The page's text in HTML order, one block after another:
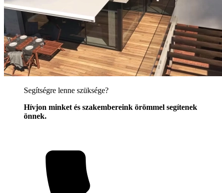
Segítségre lenne szüksége?
Hívjon minket és szakembereink örömmel segítenek
önnek.